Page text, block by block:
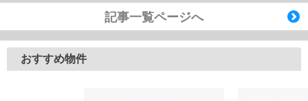
記事一覧ページへ
おすすめ物件